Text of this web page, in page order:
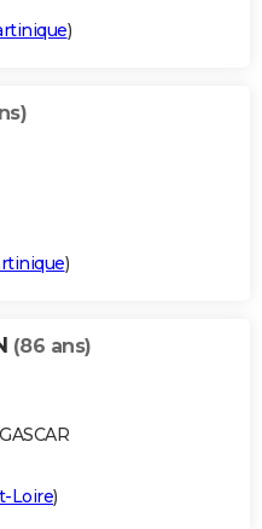
)
)
(86 ans)
Loire)